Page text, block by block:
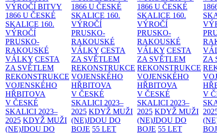
VÝROČÍ BITVY
1866 U ČESKÉ
SKALICE 160.
VÝROČÍ
PRUSKO-
RAKOUSKÉ
VÁLKY CESTA
ZA SVĚTLEM
REKONSTRUKCE
VOJENSKÉHO
HŘBITOVA
V ČESKÉ
SKALICI 2023–
2025 KDYŽ MUŽI
(NE)JDOU DO
1866 U ČESKÉ
SKALICE 160.
VÝROČÍ
PRUSKO-
RAKOUSKÉ
VÁLKY CESTA
ZA SVĚTLEM
REKONSTRUKCE
VOJENSKÉHO
HŘBITOVA
V ČESKÉ
SKALICI 2023–
2025 KDYŽ MUŽI
(NE)JDOU DO
BOJE 55 LET
1866 U ČESKÉ
SKALICE 160.
VÝROČÍ
PRUSKO-
RAKOUSKÉ
VÁLKY CESTA
ZA SVĚTLEM
REKONSTRUKCE
VOJENSKÉHO
HŘBITOVA
V ČESKÉ
SKALICI 2023–
2025 KDYŽ MUŽI
(NE)JDOU DO
BOJE 55 LET
ZA
V